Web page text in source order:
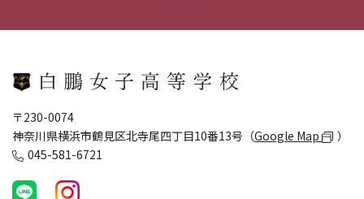
〒230-0074
神奈川県横浜市鶴見区北寺尾四丁目10番13号（Google Map
）
045-581-6721